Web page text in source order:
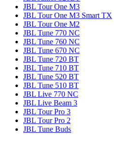
JBL Tour One M3
JBL Tour One M3 Smart TX
JBL Tour One M2
JBL Tune 770 NC
JBL Tune 760 NC
JBL Tune 670 NC
JBL Tune 720 BT
JBL Tune 710 BT
JBL Tune 520 BT
JBL Tune 510 BT
JBL Live 770 NC
JBL Live Beam 3
JBL Tour Pro 3
JBL Tour Pro 2
JBL Tune Buds